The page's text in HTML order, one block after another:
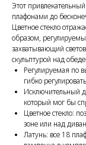
Этот
плафонами до
Цветное стекло
образом,
захватывающий
скульптурой над
Регулируемая по
гибко
Исключительный
который мог бы
Цветное стекло:
зоне или над
Латунь: все 18